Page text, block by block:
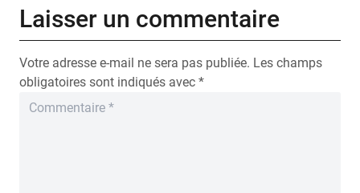
Laisser un commentaire
Votre adresse e-mail ne sera pas publiée. Les champs
obligatoires sont indiqués avec *